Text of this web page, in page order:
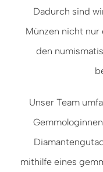
Dadurch sind
Münzen nicht nur
den
Unser Team
mithilfe eines